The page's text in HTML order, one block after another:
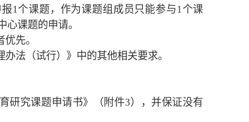
1个课题，作为课题组成员只能参与 1个课
心课题的申请。
先。
法（试行）》中的其他相关要求。
研究课题申请书》（附件3），并保证没有